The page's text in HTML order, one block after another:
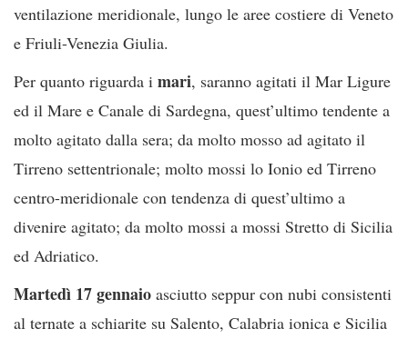
ventilazione meridionale, lungo le aree costiere di Veneto
e Friuli-Venezia Giulia.
Per quanto riguarda i mari, saranno agitati il Mar Ligure
ed il Mare e Canale di Sardegna, quest’ultimo tendente a
molto agitato dalla sera; da molto mosso ad agitato il
Tirreno settentrionale; molto mossi lo Ionio ed Tirreno
centro-meridionale con tendenza di quest’ultimo a
divenire agitato; da molto mossi a mossi Stretto di Sicilia
ed Adriatico.
Martedì 17 gennaio asciutto seppur con nubi consistenti
al ternate a schiarite su Salento, Calabria ionica e Sicilia